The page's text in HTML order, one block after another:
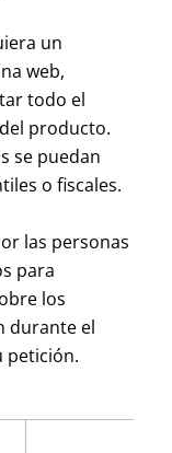
un
web,
todo el
producto.
se puedan
o fiscales.
las personas
para
los
durante el
petición.